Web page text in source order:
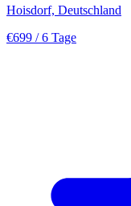
Hoisdorf, Deutschland
€699 / 6 Tage